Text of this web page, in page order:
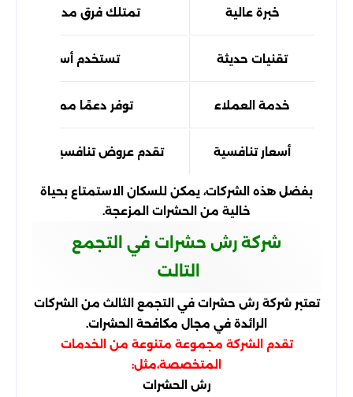
خبرة عالية تمتلك فرق مدربة على
تقنيات حديثة تستخدم أساليب آمنة
خدمة العملاء توفر دعمًا مميزًا على
أسعار تنافسية تقدم عروض تنافسية لتلبية
بفضل هذه الشركات، يمكن للسكان الاستمتاع بحياة
خالية من الحشرات المزعجة.
شركة رش حشرات في التجمع
التالت
تعتبر شركة رش حشرات في التجمع الثالث من الشركات
الرائدة في مجال مكافحة الحشرات.
تقدم الشركة مجموعة متنوعة من الخدمات
المتخصصة،مثل:
رش الحشرات